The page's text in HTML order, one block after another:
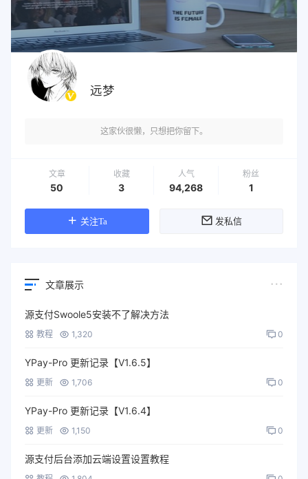
远梦
这家伙很懒，只想把你留下。
文章
50
收藏
3
人气
94,268
粉丝
1
关注Ta 发私信
文章展示
源支付Swoole5安装不了解决方法
教程 1,320 0
YPay-Pro 更新记录【V1.6.5】
更新 1,706 0
YPay-Pro 更新记录【V1.6.4】
更新 1,150 0
源支付后台添加云端设置设置教程